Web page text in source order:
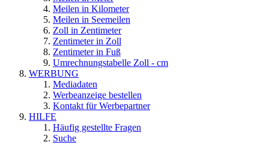
Meilen in Kilometer
Meilen in Seemeilen
Zoll in Zentimeter
Zentimeter in Zoll
Zentimeter in Fuß
Umrechnungstabelle Zoll - cm
WERBUNG
Mediadaten
Werbeanzeige bestellen
Kontakt für Werbepartner
HILFE
Häufig gestellte Fragen
Suche